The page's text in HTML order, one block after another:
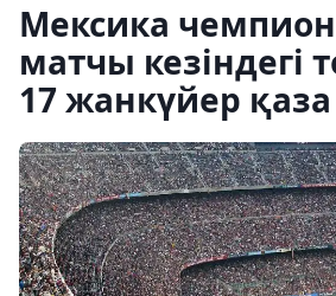
Мексика
матчы кезіндегі
17 жанкүйер